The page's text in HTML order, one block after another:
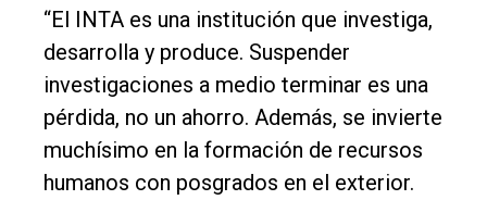
“El INTA es una institución que investiga,
desarrolla y produce. Suspender
investigaciones a medio terminar es una
pérdida, no un ahorro. Además, se invierte
muchísimo en la formación de recursos
humanos con posgrados en el exterior.